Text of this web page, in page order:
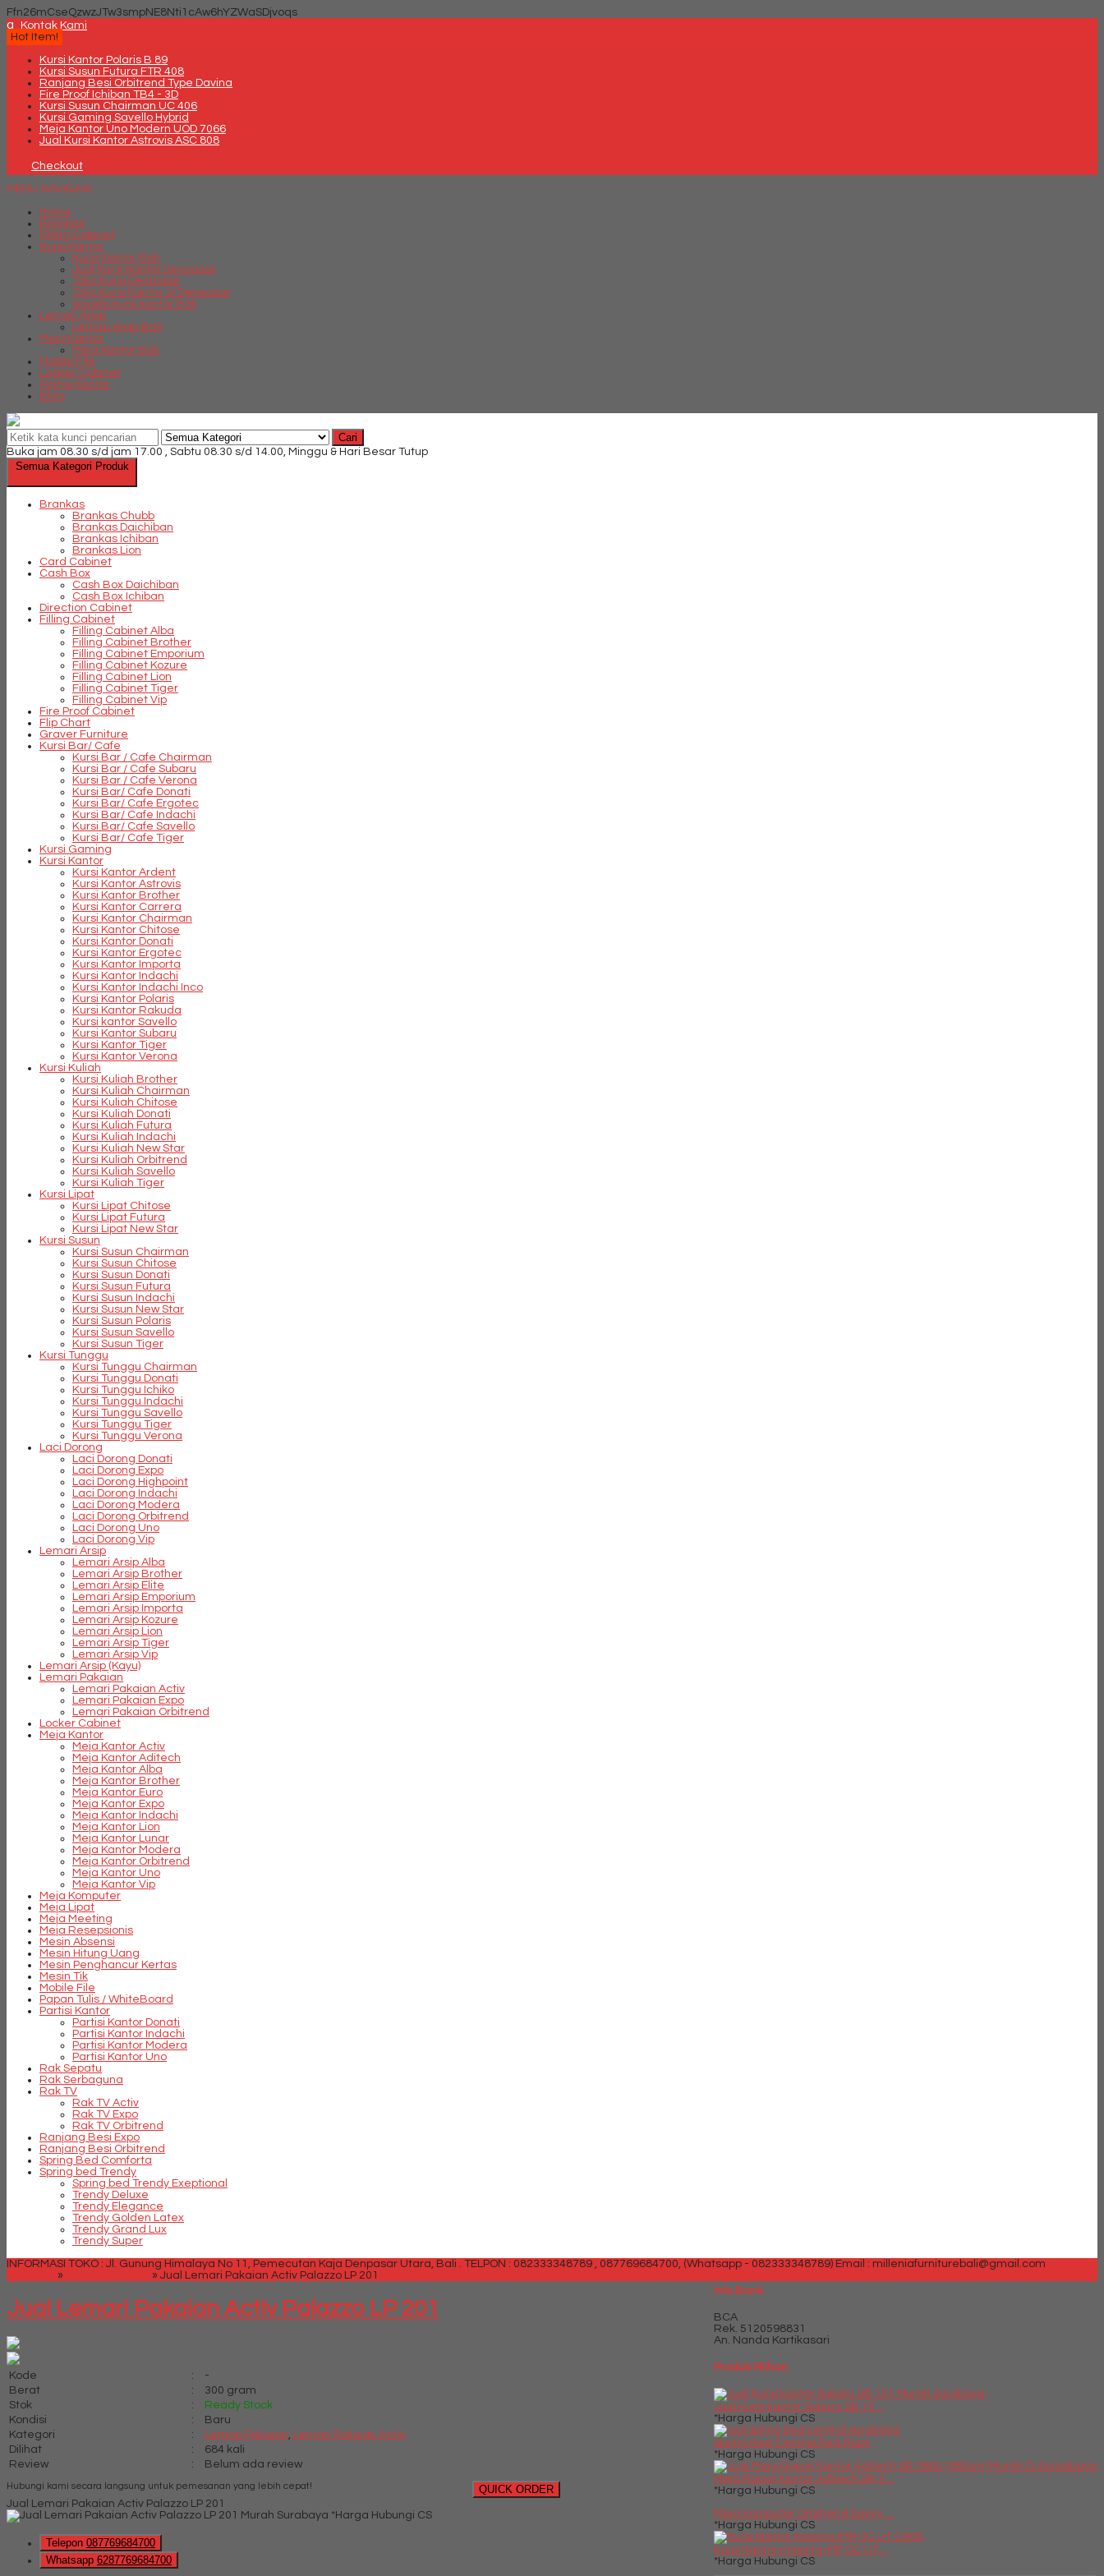
Ffn26mCseQzwzJTw3smpNE8Nti1cAw6hYZWaSDjvoqs
q
Kontak Kami
Hot Item!
Kursi Kantor Polaris B 89
Kursi Susun Futura FTR 408
Ranjang Besi Orbitrend Type Davina
Fire Proof Ichiban TB4 - 3D
Kursi Susun Chairman UC 406
Kursi Gaming Savello Hybrid
Meja Kantor Uno Modern UOD 7066
Jual Kursi Kantor Astrovis ASC 808
Checkout
MENU NAVIGASI
Home
Brankas
Filling Cabinet
Kursi Kantor
Kursi Kantor Bali
Jual Kursi Kantor Denpasar
Toko Kursi Denpasar
Toko Kursi Kantor di Denpasar
savello kursi kantor Bali
Lemari Arsip
Lemari Arsip Bali
Meja Kantor
Meja Kantor Bali
Mobile File
Locker Cabinet
Partisi Kantor
Blog
Cari
Buka jam 08.30 s/d jam 17.00 , Sabtu 08.30 s/d 14.00, Minggu & Hari Besar Tutup
Semua Kategori Produk
Brankas
Brankas Chubb
Brankas Daichiban
Brankas Ichiban
Brankas Lion
Card Cabinet
Cash Box
Cash Box Daichiban
Cash Box Ichiban
Direction Cabinet
Filling Cabinet
Filling Cabinet Alba
Filling Cabinet Brother
Filling Cabinet Emporium
Filling Cabinet Kozure
Filling Cabinet Lion
Filling Cabinet Tiger
Filling Cabinet Vip
Fire Proof Cabinet
Flip Chart
Graver Furniture
Kursi Bar/ Cafe
Kursi Bar / Cafe Chairman
Kursi Bar / Cafe Subaru
Kursi Bar / Cafe Verona
Kursi Bar/ Cafe Donati
Kursi Bar/ Cafe Ergotec
Kursi Bar/ Cafe Indachi
Kursi Bar/ Cafe Savello
Kursi Bar/ Cafe Tiger
Kursi Gaming
Kursi Kantor
Kursi Kantor Ardent
Kursi Kantor Astrovis
Kursi Kantor Brother
Kursi Kantor Carrera
Kursi Kantor Chairman
Kursi Kantor Chitose
Kursi Kantor Donati
Kursi Kantor Ergotec
Kursi Kantor Importa
Kursi Kantor Indachi
Kursi Kantor Indachi Inco
Kursi Kantor Polaris
Kursi Kantor Rakuda
Kursi kantor Savello
Kursi Kantor Subaru
Kursi Kantor Tiger
Kursi Kantor Verona
Kursi Kuliah
Kursi Kuliah Brother
Kursi Kuliah Chairman
Kursi Kuliah Chitose
Kursi Kuliah Donati
Kursi Kuliah Futura
Kursi Kuliah Indachi
Kursi Kuliah New Star
Kursi Kuliah Orbitrend
Kursi Kuliah Savello
Kursi Kuliah Tiger
Kursi Lipat
Kursi Lipat Chitose
Kursi Lipat Futura
Kursi Lipat New Star
Kursi Susun
Kursi Susun Chairman
Kursi Susun Chitose
Kursi Susun Donati
Kursi Susun Futura
Kursi Susun Indachi
Kursi Susun New Star
Kursi Susun Polaris
Kursi Susun Savello
Kursi Susun Tiger
Kursi Tunggu
Kursi Tunggu Chairman
Kursi Tunggu Donati
Kursi Tunggu Ichiko
Kursi Tunggu Indachi
Kursi Tunggu Savello
Kursi Tunggu Tiger
Kursi Tunggu Verona
Laci Dorong
Laci Dorong Donati
Laci Dorong Expo
Laci Dorong Highpoint
Laci Dorong Indachi
Laci Dorong Modera
Laci Dorong Orbitrend
Laci Dorong Uno
Laci Dorong Vip
Lemari Arsip
Lemari Arsip Alba
Lemari Arsip Brother
Lemari Arsip Elite
Lemari Arsip Emporium
Lemari Arsip Importa
Lemari Arsip Kozure
Lemari Arsip Lion
Lemari Arsip Tiger
Lemari Arsip Vip
Lemari Arsip (Kayu)
Lemari Pakaian
Lemari Pakaian Activ
Lemari Pakaian Expo
Lemari Pakaian Orbitrend
Locker Cabinet
Meja Kantor
Meja Kantor Activ
Meja Kantor Aditech
Meja Kantor Alba
Meja Kantor Brother
Meja Kantor Euro
Meja Kantor Expo
Meja Kantor Indachi
Meja Kantor Lion
Meja Kantor Lunar
Meja Kantor Modera
Meja Kantor Orbitrend
Meja Kantor Uno
Meja Kantor Vip
Meja Komputer
Meja Lipat
Meja Meeting
Meja Resepsionis
Mesin Absensi
Mesin Hitung Uang
Mesin Penghancur Kertas
Mesin Tik
Mobile File
Papan Tulis / WhiteBoard
Partisi Kantor
Partisi Kantor Donati
Partisi Kantor Indachi
Partisi Kantor Modera
Partisi Kantor Uno
Rak Sepatu
Rak Serbaguna
Rak TV
Rak TV Activ
Rak TV Expo
Rak TV Orbitrend
Ranjang Besi Expo
Ranjang Besi Orbitrend
Spring Bed Comforta
Spring bed Trendy
Spring bed Trendy Exeptional
Trendy Deluxe
Trendy Elegance
Trendy Golden Latex
Trendy Grand Lux
Trendy Super
INFORMASI TOKO : Jl. Gunung Himalaya No 11, Pemecutan Kaja Denpasar Utara, Bali . TELPON : 082333348789 , 087769684700, (Whatsapp - 082333348789) Email : milleniafurniturebali@gmail.com
» » Jual Lemari Pakaian Activ Palazzo LP 201
Jual Lemari Pakaian Activ Palazzo LP 201
Kode :
-
Berat
:
300 gram
Stok
:
Ready Stock
Kondisi
:
Baru
Kategori
: Lemari Pakaian Lemari Pakaian Activ
Dilihat
:
684 kali
Review
: Belum ada review
QUICK ORDER
Hubungi kami secara langsung untuk pemesanan yang lebih cepat!
Jual Lemari Pakaian Activ Palazzo LP 201
*Harga Hubungi CS
Telepon 087769684700
Whatsapp 6287769684700
Info Bank
BCA
Rek. 5120598831
An. Nanda Kartikasari
Produk Pilihan
Jual Kursi kantor Subaru SB 10....
*Harga Hubungi CS
Spring Bed Central Red Ruby
*Harga Hubungi CS
Meja Rapat Kantor Aditech SR 3....
*Harga Hubungi CS
Meja Komputer Orbitrend Savvy ....
*Harga Hubungi CS
Kursi Kantor Importa IMP OC UT....
*Harga Hubungi CS